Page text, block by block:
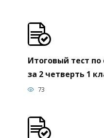
Итоговый тест
за 2 четверть 1
73